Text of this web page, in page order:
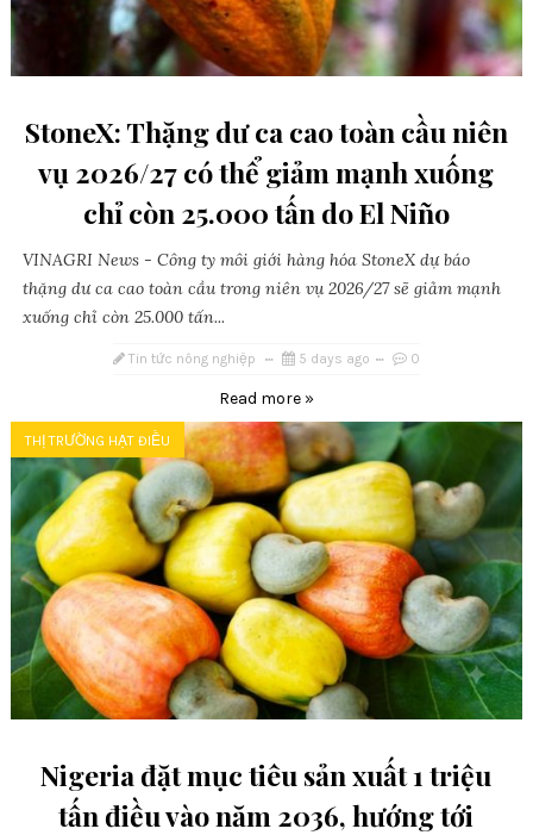
StoneX: Thặng dư ca cao toàn cầu niên
vụ 2026/27 có thể giảm mạnh xuống
chỉ còn 25.000 tấn do El Niño
VINAGRI News - Công ty môi giới hàng hóa StoneX dự báo
thặng dư ca cao toàn cầu trong niên vụ 2026/27 sẽ giảm mạnh
xuống chỉ còn 25.000 tấn...
Tin tức nông nghiệp 5 days ago 0
Read more »
THỊ TRƯỜNG HẠT ĐIỀU
Nigeria đặt mục tiêu sản xuất 1 triệu
tấn điều vào năm 2036, hướng tới